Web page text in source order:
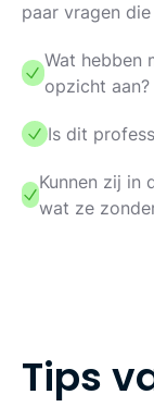
paar vragen
Wat hebben
opzicht aan?
Is dit
Kunnen zij in
wat ze
Tipsv